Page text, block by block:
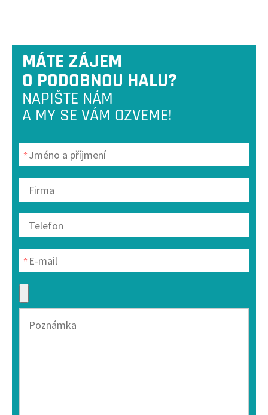
MÁTE ZÁJEM
O PODOBNOU HALU?
NAPIŠTE NÁM
A MY SE VÁM OZVEME!